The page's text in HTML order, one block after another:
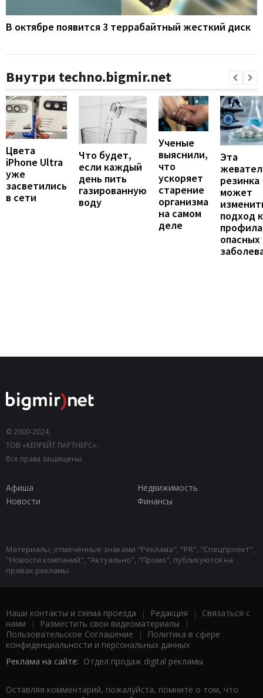
В октябре появится 3 террабайтный жесткий диск
Внутри techno.bigmir.net
Цвета
iPhone Ultra
уже
засветились
в сети
Что будет,
если каждый
день пить
газированную
воду
Ученые
выяснили,
что
ускоряет
старение
организма
на самом
деле
Эта
резинка
может
подход к
опасных
© 2000-2024,
ТОВ «КЕПРЕЙТ ПАРТНЕРС».
Все права защищены.
Афиша
Недвижимость
Новости
Финансы
Материалы, отмеченные знаками "Реклама", "PR", "Спецпроект",
"Новости компаний", "Актуально", "Промо", публикуются на
правах рекламы.
Наши контакты и схема проезда | Редакция | Связаться с
нами | Разместить свои видеоматериалы |
Пользовательское Соглашение |
Политика в сфере
конфиденциальности и персональных данных
Реклама на сайте: Отдел продаж digital рекламы
Оставляя комментарий, пожалуйста, помните о том, что